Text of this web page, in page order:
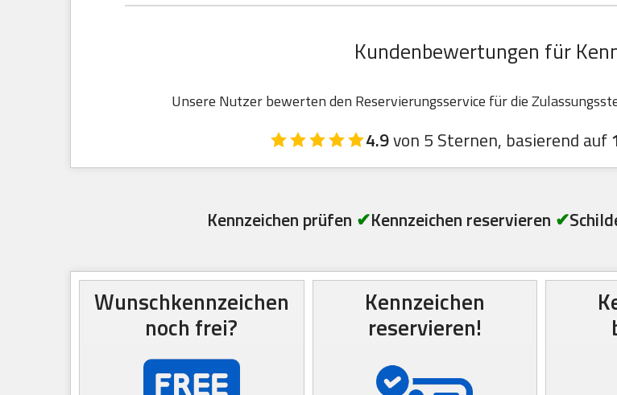
Kundenbewertungen für
Unsere Nutzer bewerten den Reservierungsservice für die
4.9von 5 Sternen, basierend auf
Kennzeichen prüfen ✔Kennzeichen reservieren ✔
Wunschkennzeichen
noch frei?
Kennzeichen
reservieren!